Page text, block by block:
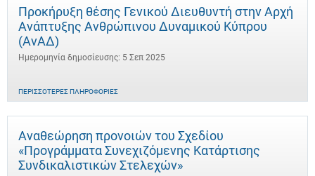
Προκήρυξη θέσης Γενικού Διευθυντή στην Αρχή
Ανάπτυξης Ανθρώπινου Δυναμικού Κύπρου
(ΑνΑΔ)
Ημερομηνία δημοσίευσης: 5 Σεπ 2025
ΠΕΡΙΣΣΌΤΕΡΕΣ ΠΛΗΡΟΦΟΡΊΕΣ
Αναθεώρηση προνοιών του Σχεδίου
«Προγράμματα Συνεχιζόμενης Κατάρτισης
Συνδικαλιστικών Στελεχών»